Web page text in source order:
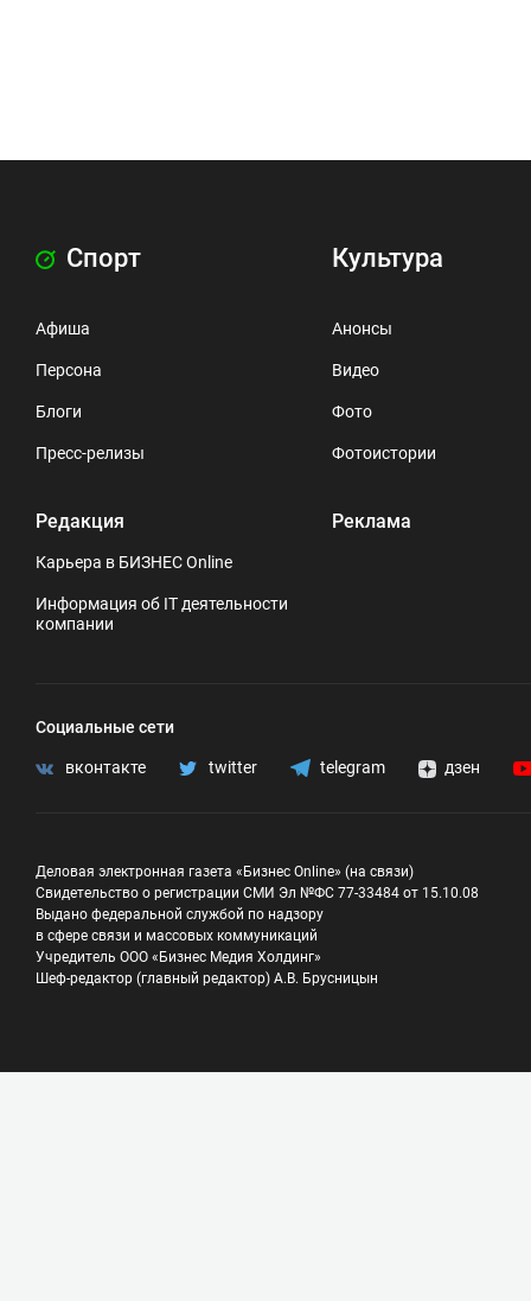
Спорт
Афиша
Персона
Блоги
Пресс-релизы
Редакция
Карьера в БИЗНЕС Online
Информация об IT деятельности
компании
Культура
Анонсы
Видео
Фото
Фотоистории
Реклама
Социальные сети
вконтакте twitter telegram дзен
Деловая электронная газета «Бизнес Online» (на связи)
Свидетельство о регистрации СМИ Эл №ФС 77-33484 от 15.10.08
Выдано федеральной службой по надзору
в сфере связи и массовых коммуникаций
Учредитель ООО «Бизнес Медия Холдинг»
Шеф-редактор (главный редактор) А.В. Брусницын